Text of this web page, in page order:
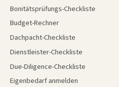
Bonitätsprüfungs-Checkliste
Budget-Rechner
Dachpacht-Checkliste
Dienstleister-Checkliste
Due-Diligence-Checkliste
Eigenbedarf anmelden